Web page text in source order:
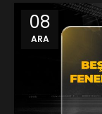
08
ARA